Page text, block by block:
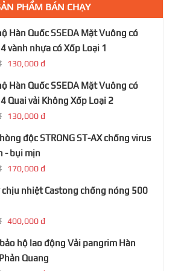
PHẨM BÁN CHẠY
Hàn Quốc SSEDA Mặt Vuông có
vành nhựa có Xốp Loại 1
130,000 đ
Hàn Quốc SSEDA Mặt Vuông có
Quai vải Không Xốp Loại 2
130,000 đ
độc STRONG ST-AX chống virus
- bụi mịn
170,000 đ
chịu nhiệt Castong chống nóng 500
400,000 đ
hộ lao động Vải pangrim Hàn
Quang